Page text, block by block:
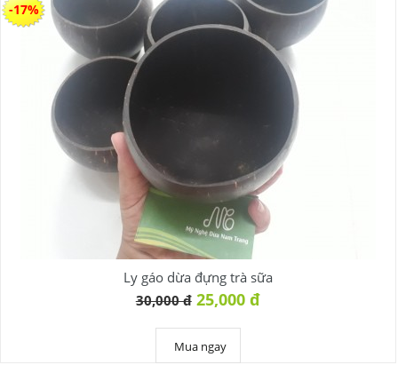
Ly gáo dừa đựng trà sữa
30,000 đ 25,000 đ
Mua ngay
-17%